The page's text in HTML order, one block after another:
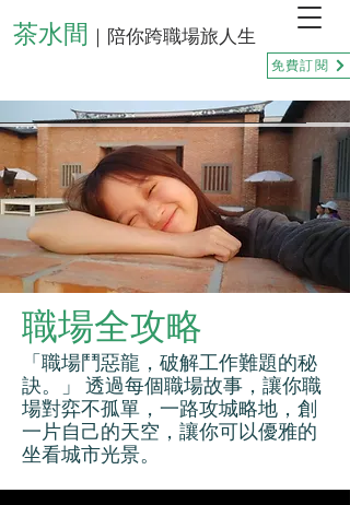
茶水間 ｜陪你跨職場旅人生
免費訂閱
職場全攻略
「職場鬥惡龍，破解工作難題的秘
訣。」 透過每個職場故事，讓你職
場對弈不孤單，一路攻城略地，創
一片自己的天空，讓你可以優雅的
坐看城市光景。